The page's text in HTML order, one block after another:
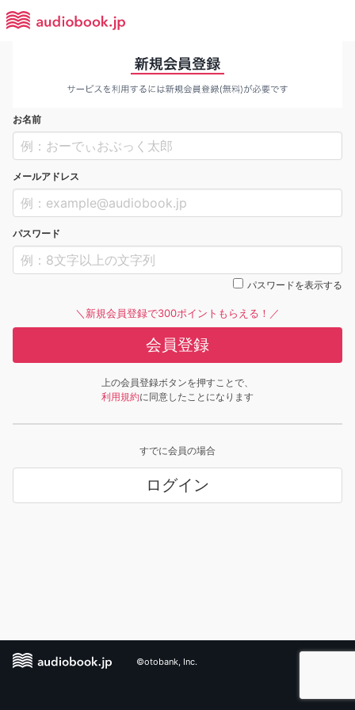
お名前
メールアドレス
パスワード
パスワードを表示する
＼新規会員登録で300ポイントもらえる！／
会員登録
上の会員登録ボタンを押すことで、
利用規約に同意したことになります
すでに会員の場合
ログイン
©otobank, Inc.